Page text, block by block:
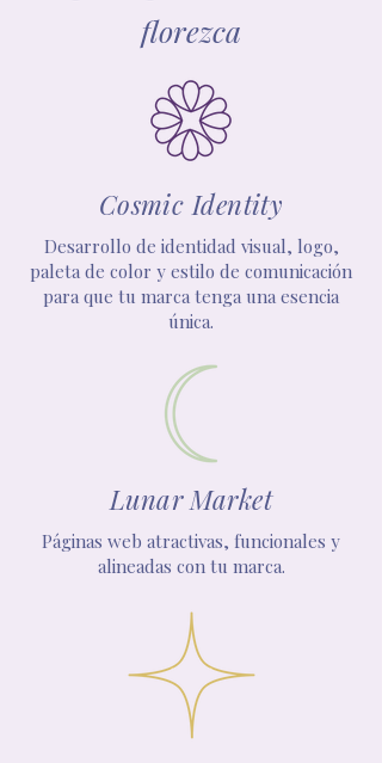
florezca
Cosmic Identity
Desarrollo de identidad visual, logo,
paleta de color y estilo de comunicación
para que tu marca tenga una esencia
única.
Lunar Market
Páginas web atractivas, funcionales y
alineadas con tu marca.